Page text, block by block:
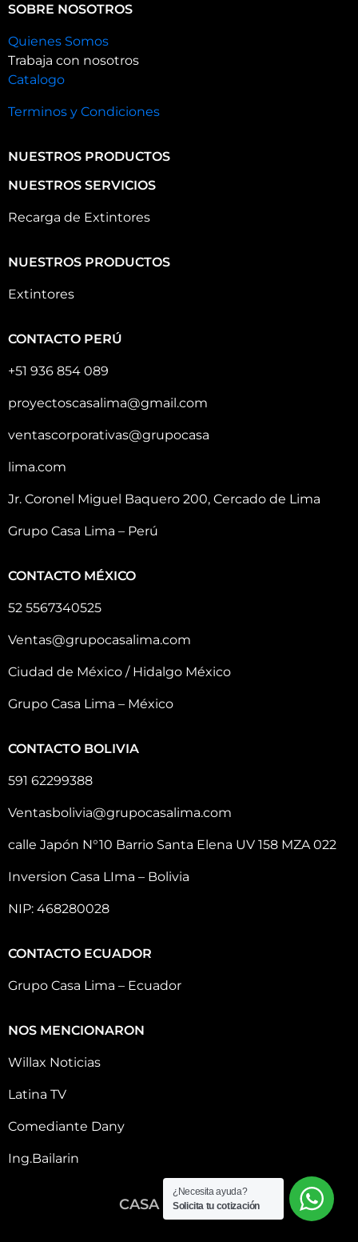
SOBRE NOSOTROS
Quienes Somos
Trabaja con nosotros
Catalogo
Terminos y Condiciones
NUESTROS PRODUCTOS
NUESTROS SERVICIOS
Recarga de Extintores
NUESTROS PRODUCTOS
Extintores
CONTACTO PERÚ
+51 936 854 089
proyectoscasalima@gmail.com
ventascorporativas@grupocasa
lima.com
Jr. Coronel Miguel Baquero 200, Cercado de Lima
Grupo Casa Lima – Perú
CONTACTO MÉXICO
52 5567340525
Ventas@grupocasalima.com
Ciudad de México / Hidalgo México
Grupo Casa Lima – México
CONTACTO BOLIVIA
591 62299388
Ventasbolivia@grupocasalima.com
calle Japón N°10 Barrio Santa Elena UV 158 MZA 022
Inversion Casa LIma – Bolivia
NIP: 468280028
CONTACTO ECUADOR
Grupo Casa Lima – Ecuador
NOS MENCIONARON
Willax Noticias
Latina TV
Comediante Dany
Ing.Bailarin
CASA LIMA 2026
¿Necesita ayuda?
Solicita tu cotización